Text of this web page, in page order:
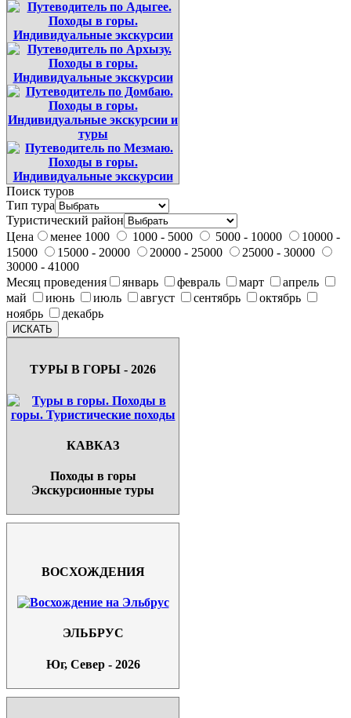
Поиск туров
Тип тура
Туристический район
Цена
менее 1000 1000 - 5000 5000 - 10000
10000 -
15000
15000 - 20000 20000 - 25000
25000 - 30000
30000 - 41000
Месяц проведения
январь февраль март
апрель
май
июнь июль август сентябрь
октябрь
ноябрь
декабрь
ТУРЫ В ГОРЫ - 2026
КАВКАЗ
Походы в горы
Экскурсионные туры
ВОСХОЖДЕНИЯ
ЭЛЬБРУС
Юг, Север - 2026